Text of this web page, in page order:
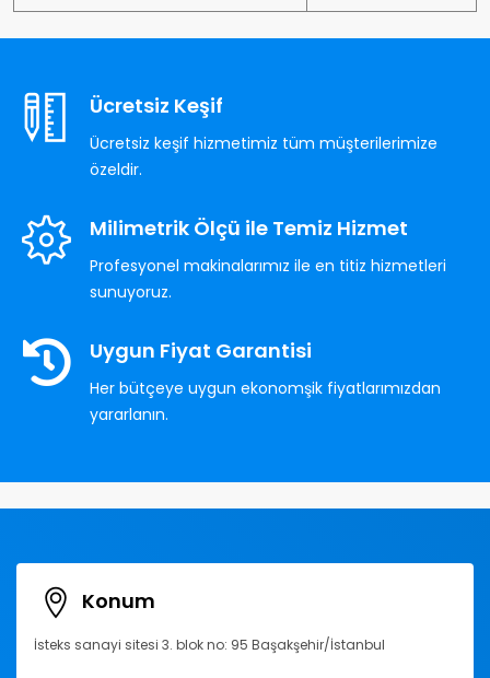
Ücretsiz Keşif
Ücretsiz keşif hizmetimiz tüm müşterilerimize
özeldir.
Milimetrik Ölçü ile Temiz Hizmet
Profesyonel makinalarımız ile en titiz hizmetleri
sunuyoruz.
Uygun Fiyat Garantisi
Her bütçeye uygun ekonomşik fiyatlarımızdan
yararlanın.
Konum
İsteks sanayi sitesi 3. blok no: 95 Başakşehir/İstanbul